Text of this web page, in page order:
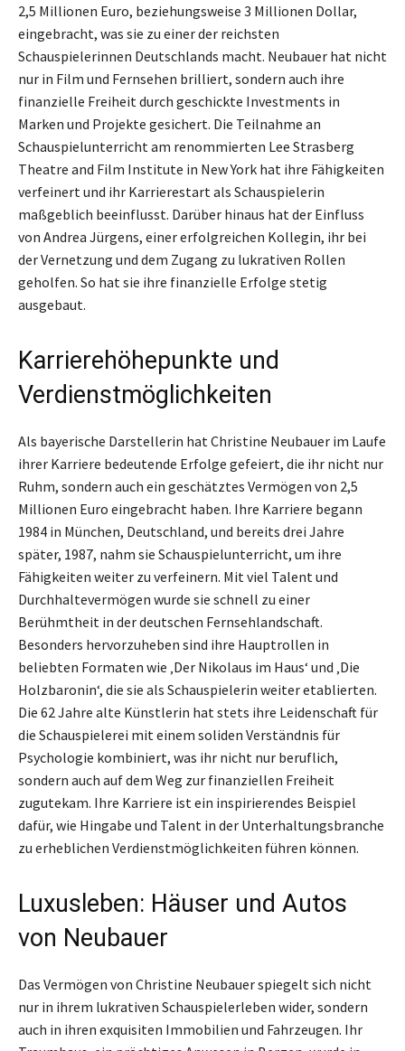
2,5 Millionen Euro, beziehungsweise 3 Millionen Dollar,
eingebracht, was sie zu einer der reichsten
Schauspielerinnen Deutschlands macht. Neubauer hat nicht
nur in Film und Fernsehen brilliert, sondern auch ihre
finanzielle Freiheit durch geschickte Investments in
Marken und Projekte gesichert. Die Teilnahme an
Schauspielunterricht am renommierten Lee Strasberg
Theatre and Film Institute in New York hat ihre Fähigkeiten
verfeinert und ihr Karrierestart als Schauspielerin
maßgeblich beeinflusst. Darüber hinaus hat der Einfluss
von Andrea Jürgens, einer erfolgreichen Kollegin, ihr bei
der Vernetzung und dem Zugang zu lukrativen Rollen
geholfen. So hat sie ihre finanzielle Erfolge stetig
ausgebaut.
Karrierehöhepunkte und
Verdienstmöglichkeiten
Als bayerische Darstellerin hat Christine Neubauer im Laufe
ihrer Karriere bedeutende Erfolge gefeiert, die ihr nicht nur
Ruhm, sondern auch ein geschätztes Vermögen von 2,5
Millionen Euro eingebracht haben. Ihre Karriere begann
1984 in München, Deutschland, und bereits drei Jahre
später, 1987, nahm sie Schauspielunterricht, um ihre
Fähigkeiten weiter zu verfeinern. Mit viel Talent und
Durchhaltevermögen wurde sie schnell zu einer
Berühmtheit in der deutschen Fernsehlandschaft.
Besonders hervorzuheben sind ihre Hauptrollen in
beliebten Formaten wie ‚Der Nikolaus im Haus‘ und ‚Die
Holzbaronin‘, die sie als Schauspielerin weiter etablierten.
Die 62 Jahre alte Künstlerin hat stets ihre Leidenschaft für
die Schauspielerei mit einem soliden Verständnis für
Psychologie kombiniert, was ihr nicht nur beruflich,
sondern auch auf dem Weg zur finanziellen Freiheit
zugutekam. Ihre Karriere ist ein inspirierendes Beispiel
dafür, wie Hingabe und Talent in der Unterhaltungsbranche
zu erheblichen Verdienstmöglichkeiten führen können.
Luxusleben: Häuser und Autos
von Neubauer
Das Vermögen von Christine Neubauer spiegelt sich nicht
nur in ihrem lukrativen Schauspielerleben wider, sondern
auch in ihren exquisiten Immobilien und Fahrzeugen. Ihr